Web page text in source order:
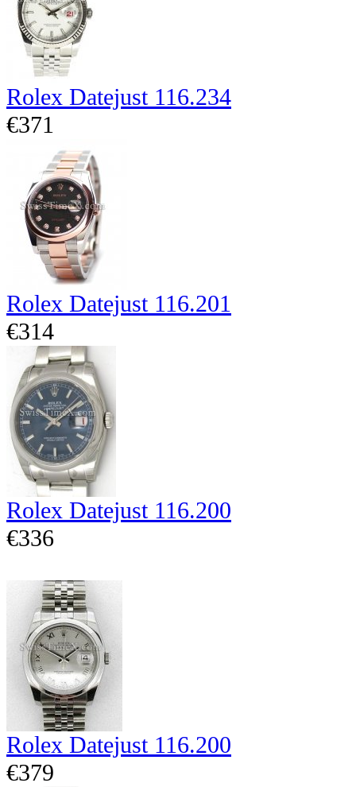
Rolex Datejust 116.234
€371
Rolex Datejust 116.201
€314
Rolex Datejust 116.200
€336
Rolex Datejust 116.200
€379